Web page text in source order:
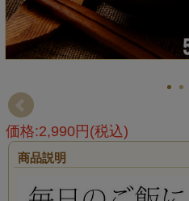
価格:2,990円(税込)
商品説明